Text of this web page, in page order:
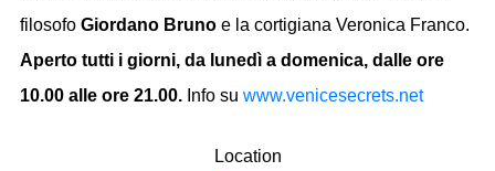
filosofo Giordano Brunoe la cortigiana Veronica Franco.
Aperto tutti i giorni, da lunedì a domenica, dalle ore
10.00 alle ore 21.00.Info su www.venicesecrets.net
Location